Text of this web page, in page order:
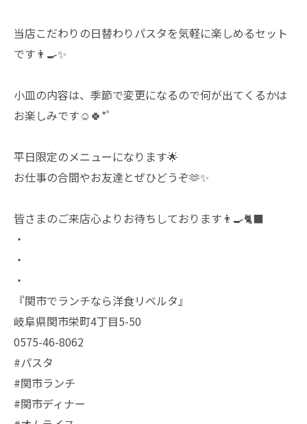
当店こだわりの日替わりパスタを気軽に楽しめるセット
です👨‍🍳✨️
小皿の内容は、季節で変更になるので何が出てくるかは
お楽しみです☺️🍀* ゚
平日限定のメニューになります🌟
お仕事の合間やお友達とぜひどうぞ🫶✨️
皆さまのご来店心よりお待ちしております👨‍🍳🐈‍⬛
・
・
・
『関市でランチなら洋食リベルタ』
岐阜県関市栄町4丁目5-50
0575-46-8062
#パスタ
#関市ランチ
#関市ディナー